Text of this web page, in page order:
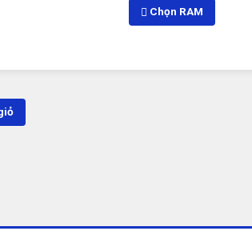
Chọn RAM